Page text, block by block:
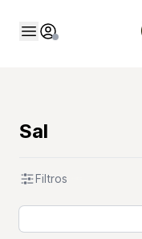
Sal
Filtros